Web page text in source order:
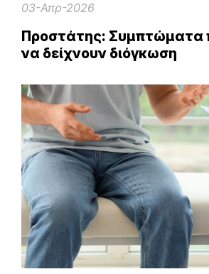
03-Απρ-2026
Προστάτης: Συμπτώματα
να δείχνουν διόγκωση